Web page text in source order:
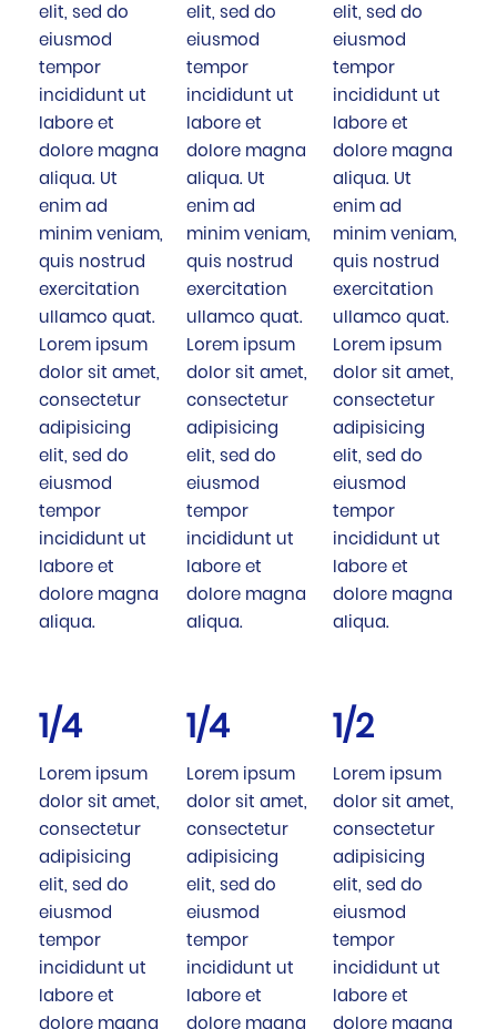
elit, sed do
eiusmod
tempor
incididunt ut
labore et
dolore magna
aliqua. Ut
enim ad
minim veniam,
quis nostrud
exercitation
ullamco quat.
Lorem ipsum
dolor sit amet,
consectetur
adipisicing
elit, sed do
eiusmod
tempor
incididunt ut
labore et
dolore magna
aliqua.
elit, sed do
eiusmod
tempor
incididunt ut
labore et
dolore magna
aliqua. Ut
enim ad
minim veniam,
quis nostrud
exercitation
ullamco quat.
Lorem ipsum
dolor sit amet,
consectetur
adipisicing
elit, sed do
eiusmod
tempor
incididunt ut
labore et
dolore magna
aliqua.
elit, sed do
eiusmod
tempor
incididunt ut
labore et
dolore magna
aliqua. Ut
enim ad
minim veniam,
quis nostrud
exercitation
ullamco quat.
Lorem ipsum
dolor sit amet,
consectetur
adipisicing
elit, sed do
eiusmod
tempor
incididunt ut
labore et
dolore magna
aliqua.
1/4
Lorem ipsum
dolor sit amet,
consectetur
adipisicing
elit, sed do
eiusmod
tempor
incididunt ut
labore et
dolore magna
1/4
Lorem ipsum
dolor sit amet,
consectetur
adipisicing
elit, sed do
eiusmod
tempor
incididunt ut
labore et
dolore magna
1/2
Lorem ipsum
dolor sit amet,
consectetur
adipisicing
elit, sed do
eiusmod
tempor
incididunt ut
labore et
dolore magna